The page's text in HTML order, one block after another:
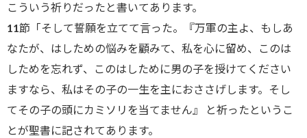
こういう祈りだったと書いてあります。
11節「そして誓願を立てて言った。『万軍の主よ、もしあ
なたが、はしための悩みを顧みて、私を心に留め、このは
しためを忘れず、このはしために男の子を授けてください
ますなら、私はその子の一生を主におささげします。そし
てその子の頭にカミソリを当てません』 と祈ったというこ
とが聖書に記されてあります。